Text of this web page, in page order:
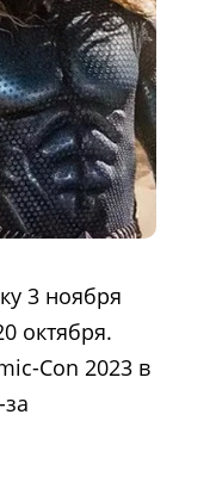
3 ноября
октября.
Con 2023 в